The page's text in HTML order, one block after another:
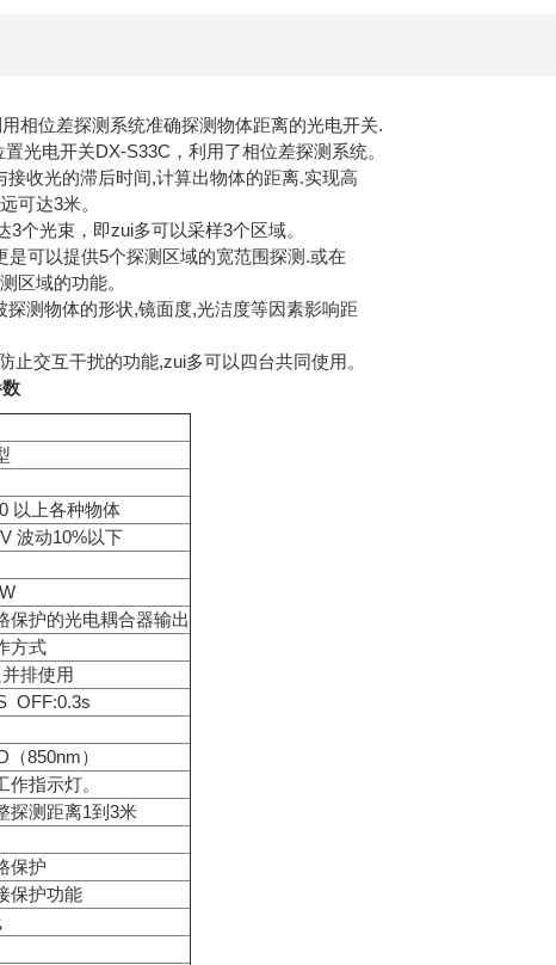
相位差探测系统准确探测物体距离的光电开关.
光电开关DX-S33C，利用了相位差探测系统。
接收光的滞后时间,计算出物体的距离.实现高
可达3米。
3个光束，即zui多可以采样3个区域。
是可以提供5个探测区域的宽范围探测.或在
区域的功能。
探测物体的形状,镜面度,光洁度等因素影响距
止交互干扰的功能,zui多可以四台共同使用。
以上各种物体
波动10%以下
保护的光电耦合器输出
方式
排使用
OFF:0.3s
（850nm）
作指示灯。
探测距离1到3米
保护
保护功能